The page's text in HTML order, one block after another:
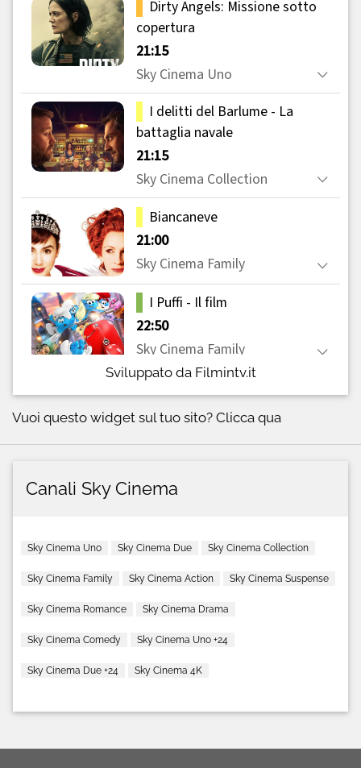
Sviluppato da Filmintv.it
Vuoi questo widget sul tuo sito? Clicca qua
Canali Sky Cinema
Sky Cinema Uno Sky Cinema Due Sky Cinema Collection
Sky Cinema Family Sky Cinema Action Sky Cinema Suspense
Sky Cinema Romance Sky Cinema Drama
Sky Cinema Comedy Sky Cinema Uno +24
Sky Cinema Due +24 Sky Cinema 4K